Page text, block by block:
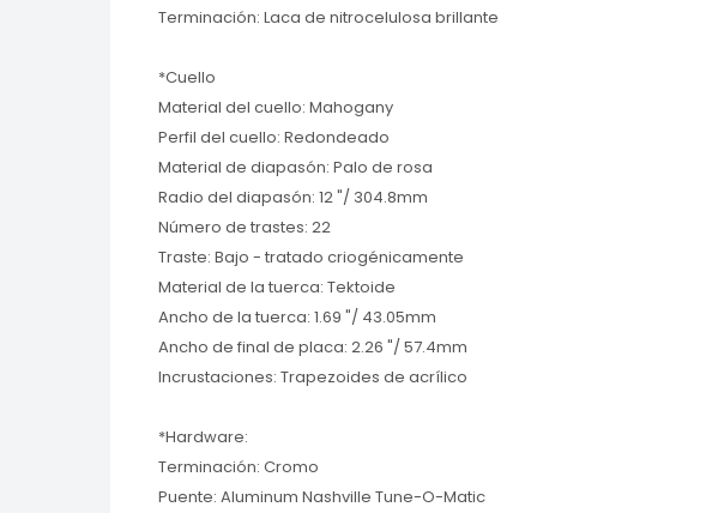
Terminación: Laca de nitrocelulosa brillante
*Cuello
Material del cuello: Mahogany
Perfil del cuello: Redondeado
Material de diapasón: Palo de rosa
Radio del diapasón: 12 "/ 304.8mm
Número de trastes: 22
Traste: Bajo - tratado criogénicamente
Material de la tuerca: Tektoide
Ancho de la tuerca: 1.69 "/ 43.05mm
Ancho de final de placa: 2.26 "/ 57.4mm
Incrustaciones: Trapezoides de acrílico
*Hardware:
Terminación: Cromo
Puente: Aluminum Nashville Tune-O-Matic